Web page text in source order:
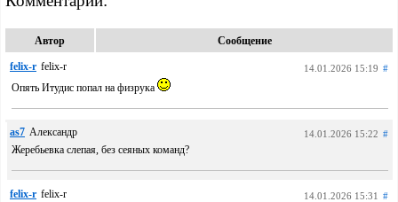
Автор Сообщение
felix-r felix-r 14.01.2026 15:19 #
Опять Итудис попал на физрука
as7 Александр 14.01.2026 15:22 #
Жеребьевка слепая, без сеяных команд?
felix-r felix-r 14.01.2026 15:31 #